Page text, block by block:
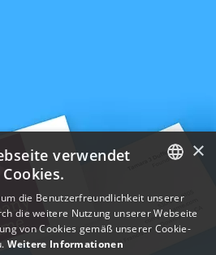
ENGLISH
FRENCH
×
verwendet
Cookies.
die Benutzerfreundlichkeit unserer
die weitere Nutzung unserer Webseite
von Cookies gemäß unserer Cookie-
Weitere Informationen